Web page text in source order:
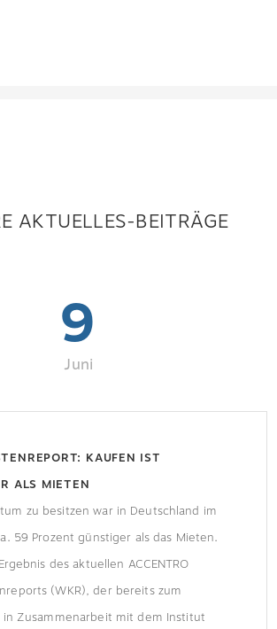
AKTUELLES-BEITRÄGE
9
Juni
KAUFEN IST
ALS MIETEN
zu besitzen war in Deutschland im
59 Prozent günstiger als das Mieten.
des aktuellen ACCENTRO
(WKR), der bereits zum
in Zusammenarbeit mit dem Institut